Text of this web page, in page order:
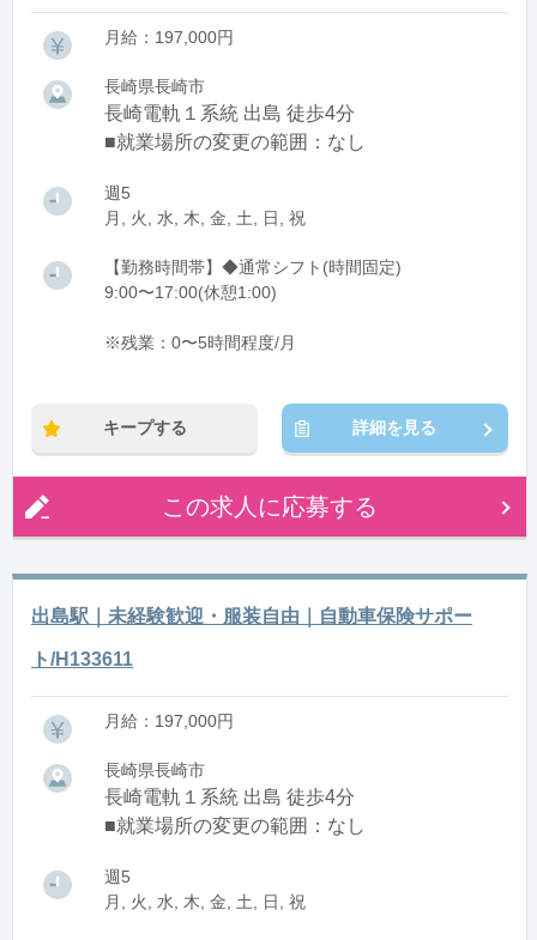
月給：197,000円
長崎県長崎市
長崎電軌１系統 出島 徒歩4分
■就業場所の変更の範囲：なし
週5
月, 火, 水, 木, 金, 土, 日, 祝
【勤務時間帯】◆通常シフト(時間固定)
9:00〜17:00(休憩1:00)
※残業：0〜5時間程度/月
キープする 詳細を見る
この求人に応募する
出島駅｜未経験歓迎・服装自由｜自動車保険サポー
ト/H133611
月給：197,000円
長崎県長崎市
長崎電軌１系統 出島 徒歩4分
■就業場所の変更の範囲：なし
週5
月, 火, 水, 木, 金, 土, 日, 祝